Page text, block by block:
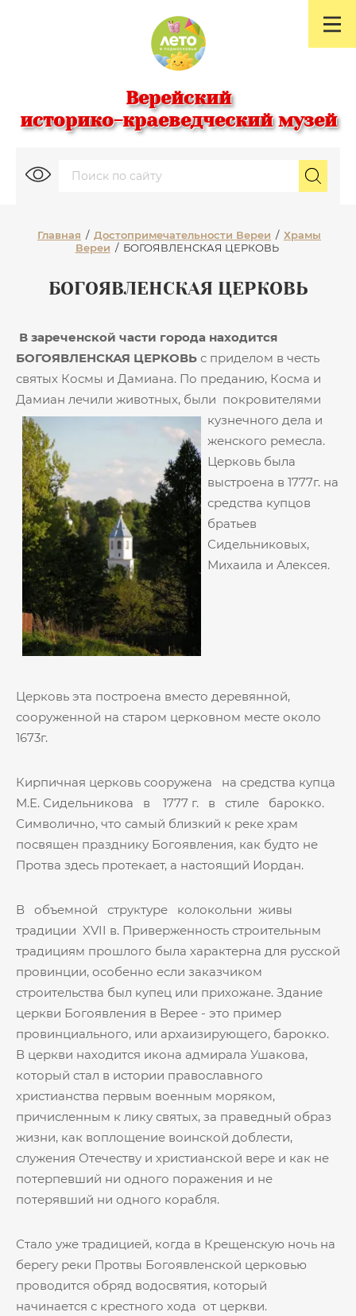
Верейский
историко-краеведческий музей
Главная / Достопримечательности Вереи / Храмы
Вереи / БОГОЯВЛЕНСКАЯ ЦЕРКОВЬ
БОГОЯВЛЕНСКАЯ ЦЕРКОВЬ
В зареченской части города находится
БОГОЯВЛЕНСКАЯ ЦЕРКОВЬ с приделом в честь
святых Космы и Дамиана. По преданию, Косма и
Дамиан лечили животных, были покровителями
кузнечного дела и
женского ремесла.
Церковь была
выстроена в 1777г. на
средства купцов
братьев
Сидельниковых,
Михаила и Алексея.
Церковь эта построена вместо деревянной,
сооруженной на старом церковном месте около
1673г.
Кирпичная церковь сооружена на средства купца
М.Е. Сидельникова в 1777 г. в стиле барокко.
Символично, что самый близкий к реке храм
посвящен празднику Богоявления, как будто не
Протва здесь протекает, а настоящий Иордан.
В объемной структуре колокольни живы
традиции XVII в. Приверженность строительным
традициям прошлого была характерна для русской
провинции, особенно если заказчиком
строительства был купец или прихожане. Здание
церкви Богоявления в Верее - это пример
провинциального, или архаизирующего, барокко.
В церкви находится икона адмирала Ушакова,
который стал в истории православного
христианства первым военным моряком,
причисленным к лику святых, за праведный образ
жизни, как воплощение воинской доблести,
служения Отечеству и христианской вере и как не
потерпевший ни одного поражения и не
потерявший ни одного корабля.
Стало уже традицией, когда в Крещенскую ночь на
берегу реки Протвы Богоявленской церковью
проводится обряд водосвятия, который
начинается с крестного хода от церкви.